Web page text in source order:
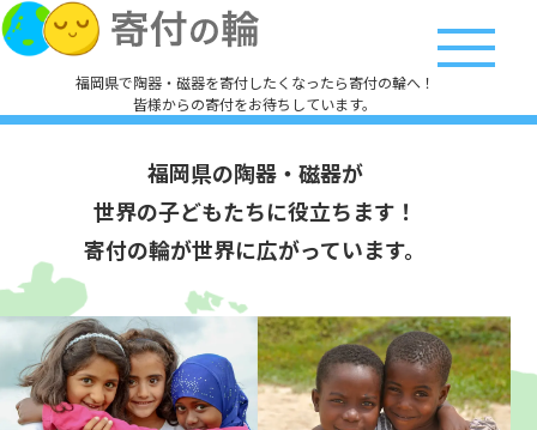
福岡県で陶器・磁器を寄付したくなったら寄付の輪へ！
皆様からの寄付をお待ちしています。
福岡県の陶器・磁器が
世界の子どもたちに役立ちます！
寄付の輪が世界に広がっています。